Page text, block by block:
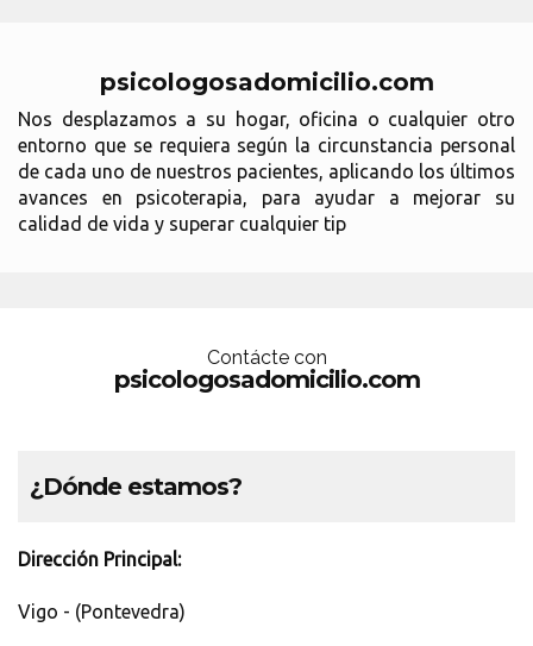
psicologosadomicilio.com
Nos desplazamos a su hogar, oficina o cualquier otro
entorno que se requiera según la circunstancia personal
de cada uno de nuestros pacientes, aplicando los últimos
avances en psicoterapia, para ayudar a mejorar su
calidad de vida y superar cualquier tip
Contácte con
psicologosadomicilio.com
¿Dónde estamos?
Dirección Principal:
Vigo - (Pontevedra)